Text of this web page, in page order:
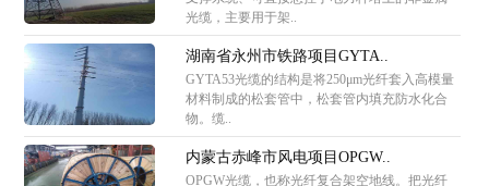
光缆，主要用于架..
湖南省永州市铁路项目GYTA..
GYTA53光缆的结构是将250μm光纤套入高模量
材料制成的松套管中，松套管内填充防水化合
物。缆..
内蒙古赤峰市风电项目OPGW..
OPGW光缆，也称光纤复合架空地线。把光纤